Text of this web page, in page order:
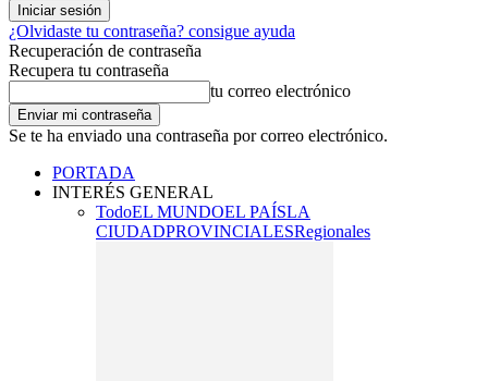
¿Olvidaste tu contraseña? consigue ayuda
Recuperación de contraseña
Recupera tu contraseña
tu correo electrónico
Se te ha enviado una contraseña por correo electrónico.
PORTADA
INTERÉS GENERAL
TodoEL MUNDOEL PAÍSLA
CIUDADPROVINCIALESRegionales